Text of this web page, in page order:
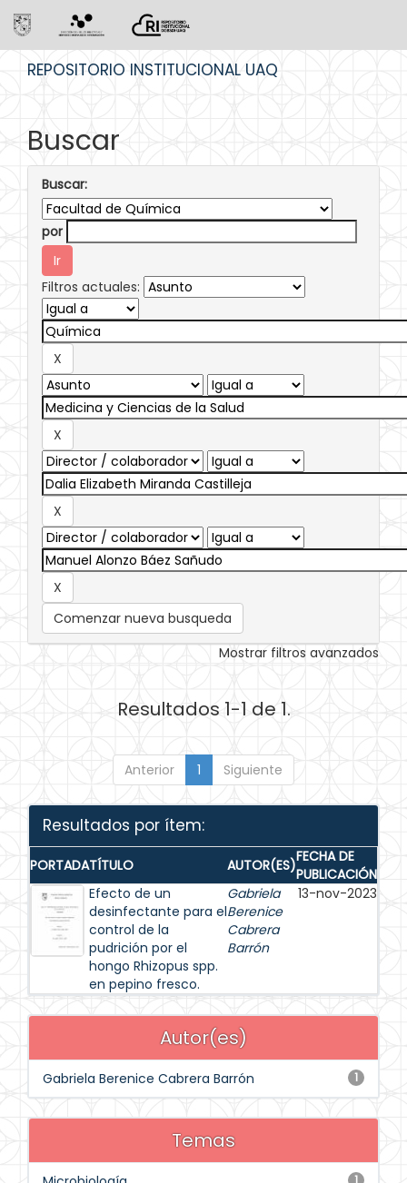
REPOSITORIO INSTITUCIONAL UAQ
Buscar
Buscar:
por
Filtros actuales:
Comenzar nueva busqueda
Mostrar filtros avanzados
Resultados 1-1 de 1.
Anterior 1 Siguiente
Resultados por ítem:
PORTADATÍTULO AUTOR(ES)FECHA DE
PUBLICACIÓN
Efecto de un
desinfectante para el
control de la
pudrición por el
hongo Rhizopus spp.
en pepino fresco.
Gabriela
Berenice
Cabrera
Barrón
13-nov-2023
Autor(es)
1
Gabriela Berenice Cabrera Barrón
Temas
1